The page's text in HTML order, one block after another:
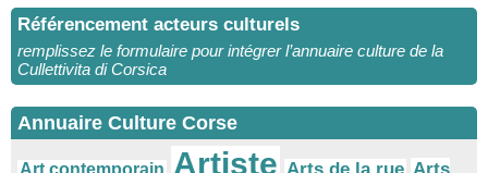
Référencement acteurs culturels
remplissez le formulaire pour intégrer l’annuaire culture de la
Cullettivita di Corsica
Annuaire Culture Corse
Artiste